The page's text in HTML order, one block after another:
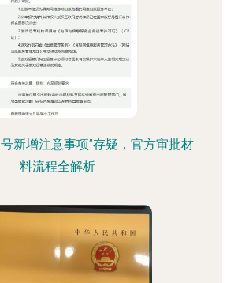
新增注意事项”存疑，官方审批材
料流程全解析